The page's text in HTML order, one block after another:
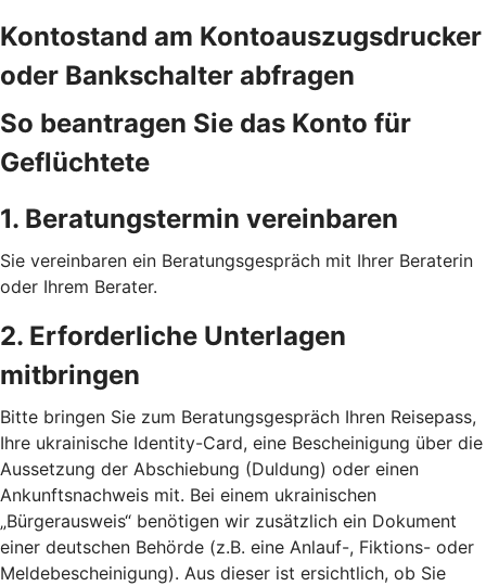
Kontostand am Kontoauszugsdrucker
oder Bankschalter abfragen
So beantragen Sie das Konto für
Geflüchtete
1. Beratungstermin vereinbaren
Sie vereinbaren ein Beratungsgespräch mit Ihrer Beraterin
oder Ihrem Berater.
2. Erforderliche Unterlagen
mitbringen
Bitte bringen Sie zum Beratungsgespräch Ihren Reisepass,
Ihre ukrainische Identity-Card, eine Bescheinigung über die
Aussetzung der Abschiebung (Duldung) oder einen
Ankunftsnachweis mit. Bei einem ukrainischen
„Bürgerausweis“ benötigen wir zusätzlich ein Dokument
einer deutschen Behörde (z.B. eine Anlauf-, Fiktions- oder
Meldebescheinigung). Aus dieser ist ersichtlich, ob Sie